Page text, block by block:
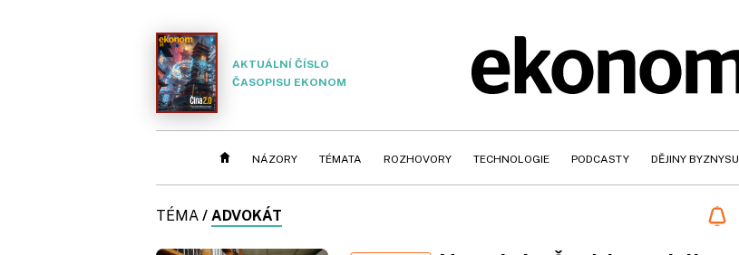
AKTUÁLNÍ ČÍSLO
ČASOPISU EKONOM
NÁZORY TÉMATA ROZHOVORY TECHNOLOGIE PODCASTY DĚJINY BYZNYSU
TÉMA / ADVOKÁT